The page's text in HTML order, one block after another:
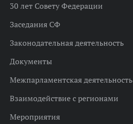
30 лет Совету Федерации
Заседания СФ
Законодательная деятельность
Документы
Межпарламентская деятельность
Взаимодействие с регионами
Мероприятия